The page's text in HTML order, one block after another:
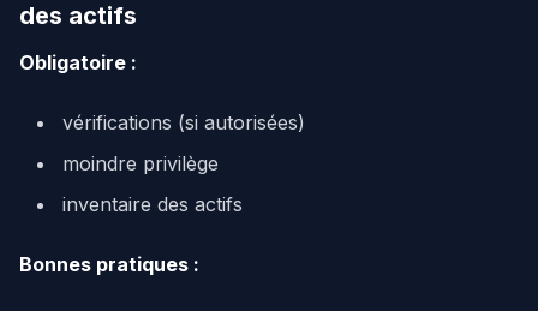
des actifs
Obligatoire :
vérifications (si autorisées)
moindre privilège
inventaire des actifs
Bonnes pratiques :